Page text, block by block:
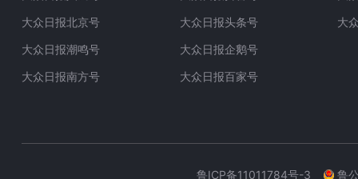
大众日报北京号
大众日报潮鸣号
大众日报南方号
大众日报头条号
大众日报企鹅号
大众日报百家号
大
鲁ICP备11011784号-3 鲁